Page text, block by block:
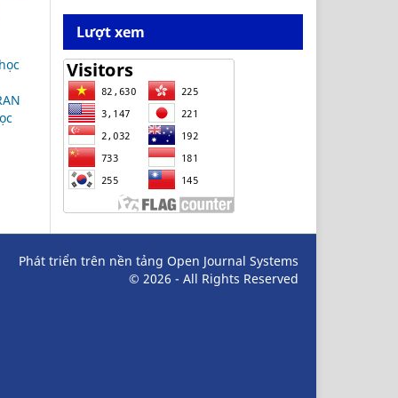
Lượt xem
Phát triển trên nền tảng Open Journal Systems
© 2026 - All Rights Reserved